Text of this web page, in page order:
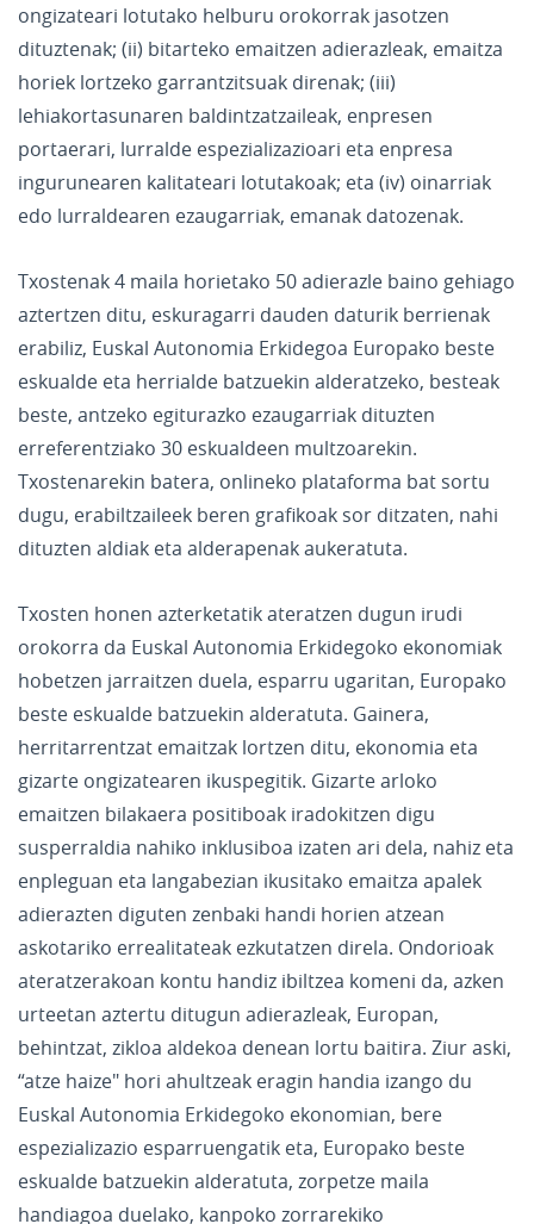
ongizateari lotutako helburu orokorrak jasotzen
dituztenak; (ii) bitarteko emaitzen adierazleak, emaitza
horiek lortzeko garrantzitsuak direnak; (iii)
lehiakortasunaren baldintzatzaileak, enpresen
portaerari, lurralde espezializazioari eta enpresa
ingurunearen kalitateari lotutakoak; eta (iv) oinarriak
edo lurraldearen ezaugarriak, emanak datozenak.
Txostenak 4 maila horietako 50 adierazle baino gehiago
aztertzen ditu, eskuragarri dauden daturik berrienak
erabiliz, Euskal Autonomia Erkidegoa Europako beste
eskualde eta herrialde batzuekin alderatzeko, besteak
beste, antzeko egiturazko ezaugarriak dituzten
erreferentziako 30 eskualdeen multzoarekin.
Txostenarekin batera, onlineko plataforma bat sortu
dugu, erabiltzaileek beren grafikoak sor ditzaten, nahi
dituzten aldiak eta alderapenak aukeratuta.
Txosten honen azterketatik ateratzen dugun irudi
orokorra da Euskal Autonomia Erkidegoko ekonomiak
hobetzen jarraitzen duela, esparru ugaritan, Europako
beste eskualde batzuekin alderatuta. Gainera,
herritarrentzat emaitzak lortzen ditu, ekonomia eta
gizarte ongizatearen ikuspegitik. Gizarte arloko
emaitzen bilakaera positiboak iradokitzen digu
susperraldia nahiko inklusiboa izaten ari dela, nahiz eta
enpleguan eta langabezian ikusitako emaitza apalek
adierazten diguten zenbaki handi horien atzean
askotariko errealitateak ezkutatzen direla. Ondorioak
ateratzerakoan kontu handiz ibiltzea komeni da, azken
urteetan aztertu ditugun adierazleak, Europan,
behintzat, zikloa aldekoa denean lortu baitira. Ziur aski,
“atze haize" hori ahultzeak eragin handia izango du
Euskal Autonomia Erkidegoko ekonomian, bere
espezializazio esparruengatik eta, Europako beste
eskualde batzuekin alderatuta, zorpetze maila
handiagoa duelako, kanpoko zorrarekiko